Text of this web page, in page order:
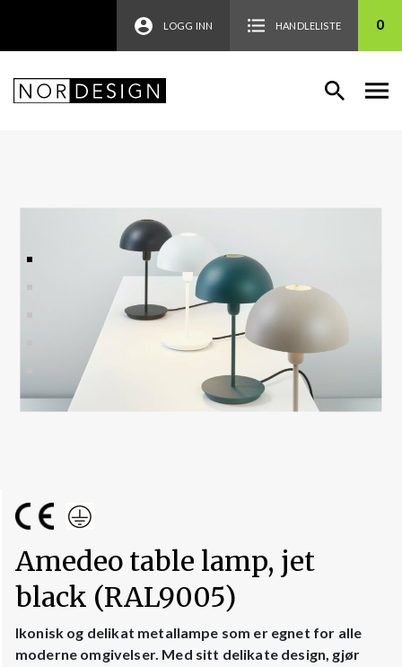
LOGG INN HANDLELISTE 0
Amedeo table lamp, jet
black (RAL9005)
Ikonisk og delikat metallampe som er egnet for alle
moderne omgivelser. Med sitt delikate design, gjør